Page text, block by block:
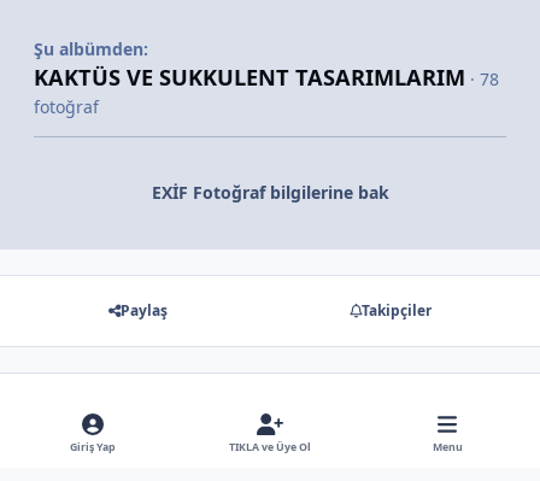
Şu albümden:
KAKTÜS VE SUKKULENT TASARIMLARIM · 78
fotoğraf
EXİF Fotoğraf bilgilerine bak
Paylaş Takipçiler
Gösterilecek hiç bir yorum yok
Giriş Yap TIKLA ve Üye Ol Menu